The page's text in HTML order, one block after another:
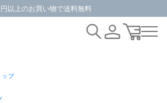
以上のお買い物で送料無料
ップ